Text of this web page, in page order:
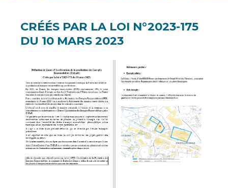
CRÉÉS PAR LA LOI N°2023-175
DU 10 MARS 2023